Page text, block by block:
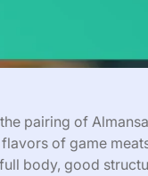
pairing of
of game
body, good